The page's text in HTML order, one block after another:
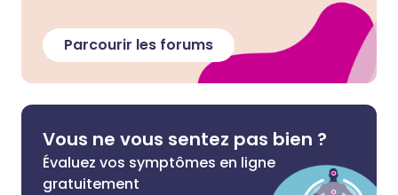
Parcourir les forums
Vous ne vous sentez pas bien ?
Évaluez vos symptômes en ligne
gratuitement